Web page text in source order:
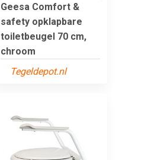
Geesa Comfort &
safety opklapbare
toiletbeugel 70 cm,
chroom
Tegeldepot.nl